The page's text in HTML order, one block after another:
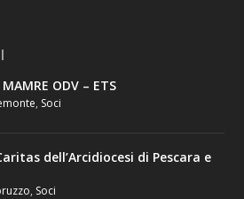
ODV – ETS
, Soci
dell’Arcidiocesi di Pescara e
, Soci